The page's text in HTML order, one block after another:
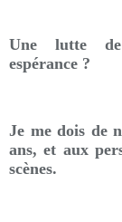
Une lutte
espérance ?
Je me dois de
ans, et aux
scènes.